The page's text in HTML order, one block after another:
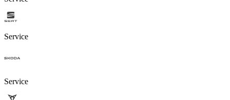
Service
Service